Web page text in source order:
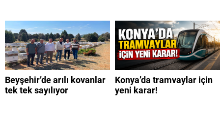
Beyşehir’de arılı kovanlar
tek tek sayılıyor
Konya’da tramvaylar için
yeni karar!